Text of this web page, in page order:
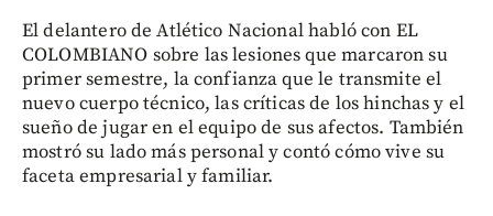
El delantero de Atlético Nacional habló con EL
COLOMBIANO sobre las lesiones que marcaron su
primer semestre, la confianza que le transmite el
nuevo cuerpo técnico, las críticas de los hinchas y el
sueño de jugar en el equipo de sus afectos. También
mostró su lado más personal y contó cómo vive su
faceta empresarial y familiar.